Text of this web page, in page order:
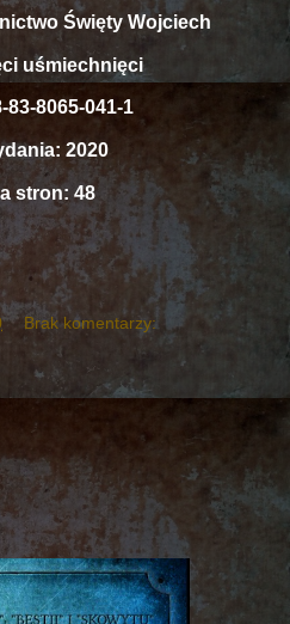
Święty Wojciech
uśmiechnięci
83-8065-041-1
2020
stron: 48
Brak komentarzy: